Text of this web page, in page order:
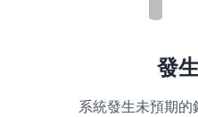
發
系統發生未預期的